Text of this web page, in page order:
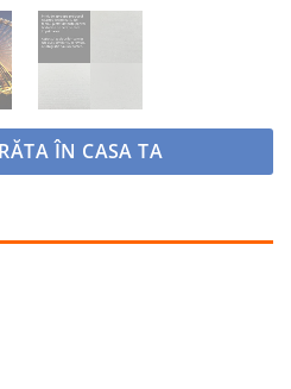
ÎN CASA TA